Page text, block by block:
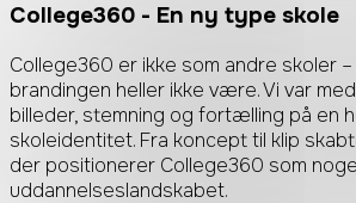
College360 - En ny type skole
College360 er ikke som andre skoler
brandingen heller ikke være. Vi var
billeder, stemning og fortælling på en
skoleidentitet. Fra koncept til klip
der positionerer College360 som
uddannelseslandskabet.